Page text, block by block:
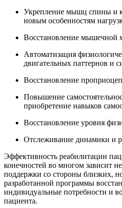
Укрепление мышц спины и
новым особенностям
Восстановление мышечной
Автоматизация
двигательных паттернов и
Восстановление
Повышение
приобретение навыков
Восстановление уровня
Отслеживание динамики и
Эффективность реабилитации
конечностей во многом зависит
поддержки со стороны близких,
разработанной программы
индивидуальные потребности и
пациента.